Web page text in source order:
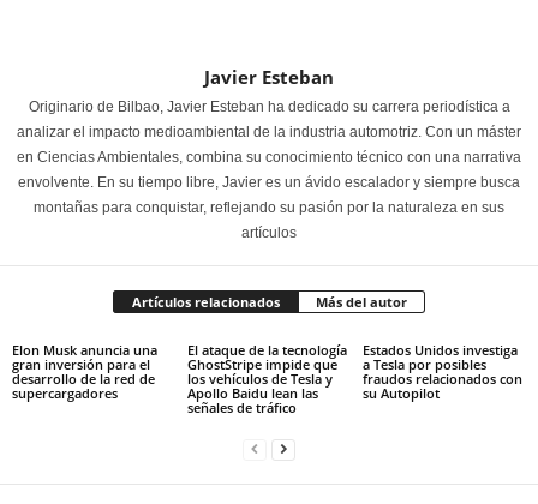
Javier Esteban
Originario de Bilbao, Javier Esteban ha dedicado su carrera periodística a
analizar el impacto medioambiental de la industria automotriz. Con un máster
en Ciencias Ambientales, combina su conocimiento técnico con una narrativa
envolvente. En su tiempo libre, Javier es un ávido escalador y siempre busca
montañas para conquistar, reflejando su pasión por la naturaleza en sus
artículos
Artículos relacionados Más del autor
Elon Musk anuncia una
gran inversión para el
desarrollo de la red de
supercargadores
El ataque de la tecnología
GhostStripe impide que
los vehículos de Tesla y
Apollo Baidu lean las
señales de tráfico
Estados Unidos investiga
a Tesla por posibles
fraudos relacionados con
su Autopilot